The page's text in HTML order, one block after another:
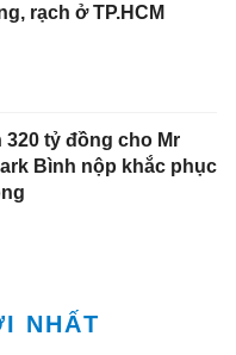
rạch ở TP.HCM
320 tỷ đồng cho Mr
Bình nộp khắc phục
NHẤT